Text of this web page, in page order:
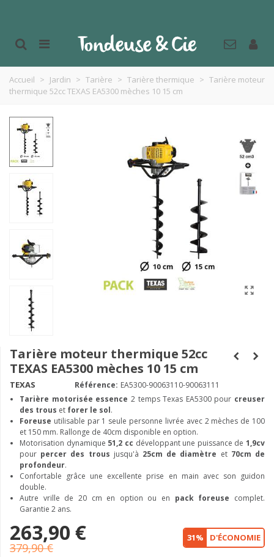
Accueil > Jardin > Tarière > Tarière thermique > Tarière moteur
thermique 52cc TEXAS EA5300 mèches 10 15 cm
Tarière moteur thermique 52cc
TEXAS EA5300 mèches 10 15 cm
TEXAS Référence: EA5300-90063110-90063111
Tarière motorisée essence 2 temps Texas EA5300 pour creuser
des trous et forer le sol.
Foreuse utilisable par 1 seule personne livrée avec 2 mèches de 100
et 150 mm. Rallonge de 40cm disponible en option.
Motorisation dynamique 51,2 cc développant une puissance de 1,9cv
pour percer des trous jusqu'à 25cm de diamètre et 70cm de
profondeur.
Confortable grâce une excellente prise en main avec son guidon
double.
Autre vrille de 20 cm en option ou en pack foreuse complet.
Garantie 2 ans.
263,90 €
379,90 €
31% D'ÉCONOMIE